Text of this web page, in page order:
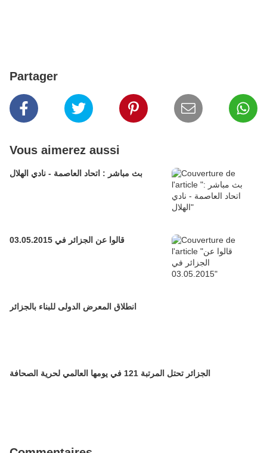
Partager
Vous aimerez aussi
بث مباشر : اتحاد العاصمة - نادي الهلال
قالوا عن الجزائر في 03.05.2015
انطلاق المعرض الدولى للبناء بالجزائر
الجزائر تحتل المرتبة 121 في يومها العالمي لحرية الصحافة